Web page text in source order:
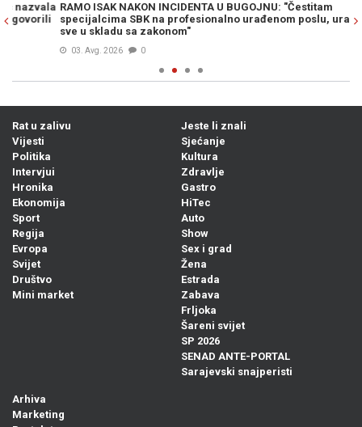
RAMO ISAK NAKON INCIDENTA U BUGOJNU: "Čestitam
specijalcima SBK na profesionalno urađenom poslu, uradili su
sve u skladu sa zakonom"
03. Avg. 2026 0
Rat u zalivu
Vijesti
Politika
Intervjui
Hronika
Ekonomija
Sport
Regija
Evropa
Svijet
Društvo
Mini market
Jeste li znali
Sjećanje
Kultura
Zdravlje
Gastro
HiTec
Auto
Show
Sex i grad
Žena
Estrada
Zabava
Frljoka
Šareni svijet
SP 2026
SENAD ANTE-PORTAL
Sarajevski snajperisti
Arhiva
Marketing